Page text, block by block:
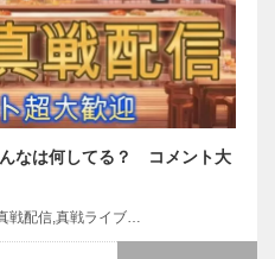
なは何してる？ コメント大
戦配信,真戦ライブ…